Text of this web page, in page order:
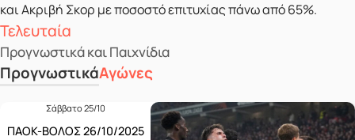
Τελευταία
Προγνωστικά και Παιχνίδια
ΠρογνωστικάΑγώνες
Σάββατο 25/10
ΠΑΟΚ-ΒΟΛΟΣ 26/10/2025
και Ακριβή Σκορ με ποσοστό επιτυχίας πάνω από 65%.